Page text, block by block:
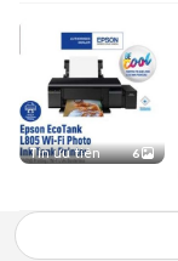
Tin ưu tiên 6